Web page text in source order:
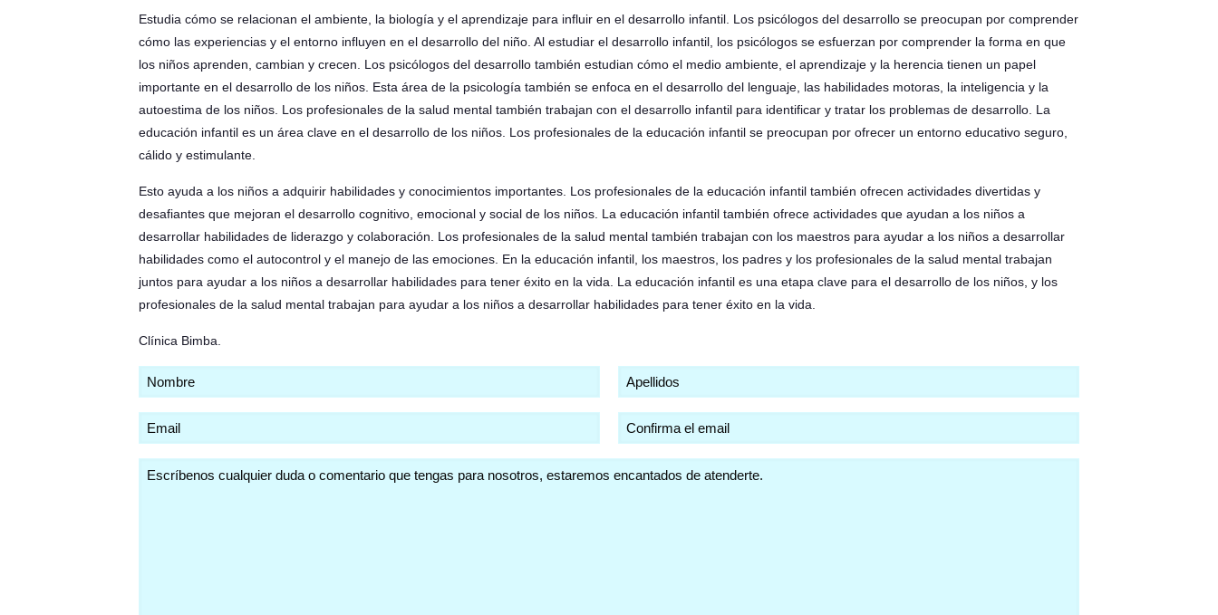
Estudia cómo se relacionan el ambiente, la biología y el aprendizaje para influir en el desarrollo infantil. Los psicólogos del desarrollo se preocupan por comprender
cómo las experiencias y el entorno influyen en el desarrollo del niño. Al estudiar el desarrollo infantil, los psicólogos se esfuerzan por comprender la forma en que
los niños aprenden, cambian y crecen. Los psicólogos del desarrollo también estudian cómo el medio ambiente, el aprendizaje y la herencia tienen un papel
importante en el desarrollo de los niños. Esta área de la psicología también se enfoca en el desarrollo del lenguaje, las habilidades motoras, la inteligencia y la
autoestima de los niños. Los profesionales de la salud mental también trabajan con el desarrollo infantil para identificar y tratar los problemas de desarrollo. La
educación infantil es un área clave en el desarrollo de los niños. Los profesionales de la educación infantil se preocupan por ofrecer un entorno educativo seguro,
cálido y estimulante.
Esto ayuda a los niños a adquirir habilidades y conocimientos importantes. Los profesionales de la educación infantil también ofrecen actividades divertidas y
desafiantes que mejoran el desarrollo cognitivo, emocional y social de los niños. La educación infantil también ofrece actividades que ayudan a los niños a
desarrollar habilidades de liderazgo y colaboración. Los profesionales de la salud mental también trabajan con los maestros para ayudar a los niños a desarrollar
habilidades como el autocontrol y el manejo de las emociones. En la educación infantil, los maestros, los padres y los profesionales de la salud mental trabajan
juntos para ayudar a los niños a desarrollar habilidades para tener éxito en la vida. La educación infantil es una etapa clave para el desarrollo de los niños, y los
profesionales de la salud mental trabajan para ayudar a los niños a desarrollar habilidades para tener éxito en la vida.
Clínica Bimba
Nombre
(Obligatorio)
Email
(Obligatorio)
Comentarios